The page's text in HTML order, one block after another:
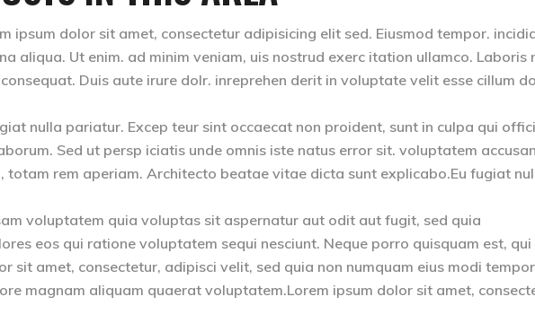
ipsum dolor sit amet, consectetur adipisicing elit sed. Eiusmod tempor.
aliqua. Ut enim. ad minim veniam, uis nostrud exerc itation ullamco. Laboris
Duis aute irure dolr. inreprehen derit in voluptate velit esse cillum
nulla pariatur. Excep teur sint occaecat non proident, sunt in culpa qui
Sed ut persp iciatis unde omnis iste natus error sit. voluptatem
totam rem aperiam. Architecto beatae vitae dicta sunt explicabo.Eu fugiat
voluptatem quia voluptas sit aspernatur aut odit aut fugit, sed quia
eos qui ratione voluptatem sequi nesciunt. Neque porro quisquam est, qui
sit amet, consectetur, adipisci velit, sed quia non numquam eius modi
magnam aliquam quaerat voluptatem.Lorem ipsum dolor sit amet,